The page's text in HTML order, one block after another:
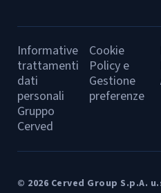
Informative
trattamenti
dati
personali
Gruppo
Cerved
Cookie
Policy e
Gestione
preferenze
© 2026 Cerved Group S.p.A.